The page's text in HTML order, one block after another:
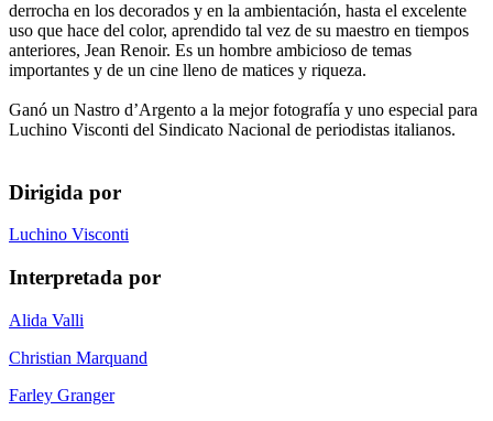
derrocha en los decorados y en la ambientación, hasta el excelente
uso que hace del color, aprendido tal vez de su maestro en tiempos
anteriores, Jean Renoir. Es un hombre ambicioso de temas
importantes y de un cine lleno de matices y riqueza.
Ganó un Nastro d’Argento a la mejor fotografía y uno especial para
Luchino Visconti del Sindicato Nacional de periodistas italianos.
Dirigida por
Luchino Visconti
Interpretada por
Alida Valli
Christian Marquand
Farley Granger